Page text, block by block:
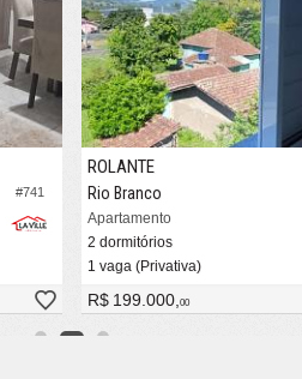
#741
ROLANTE
Rio Branco
Apartamento
2 dormitórios
1 vaga (Privativa)
R$ 199.000, 00